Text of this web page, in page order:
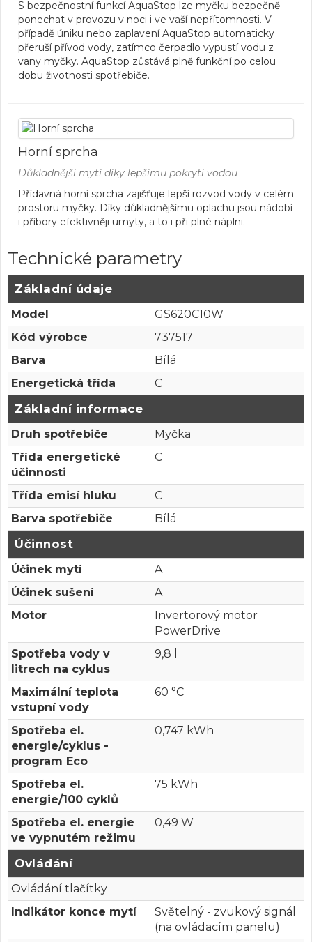
S bezpečnostní funkcí AquaStop lze myčku bezpečně
ponechat v provozu v noci i ve vaší nepřítomnosti. V
případě úniku nebo zaplavení AquaStop automaticky
přeruší přívod vody, zatímco čerpadlo vypustí vodu z
vany myčky. AquaStop zůstává plně funkční po celou
dobu životnosti spotřebiče.
Horní sprcha
Důkladnější mytí díky lepšímu pokrytí vodou
Přídavná horní sprcha zajišťuje lepší rozvod vody v celém
prostoru myčky. Díky důkladnějšímu oplachu jsou nádobí
i příbory efektivněji umyty, a to i při plné náplni.
Technické parametry
Základní údaje
Model
GS620C10W
Kód výrobce
737517
Barva
Bílá
Energetická třída
C
Základní informace
Druh spotřebiče
Myčka
Třída energetické
účinnosti
C
Třída emisí hluku
C
Barva spotřebiče
Bílá
Účinnost
Účinek mytí
A
Účinek sušení
A
Motor
Invertorový motor
PowerDrive
Spotřeba vody v
litrech na cyklus
9,8 l
Maximální teplota
vstupní vody
60 °C
Spotřeba el.
energie/cyklus -
program Eco
0,747 kWh
Spotřeba el.
energie/100 cyklů
75 kWh
Spotřeba el. energie
ve vypnutém režimu
0,49 W
Ovládání
Ovládání tlačítky
Indikátor konce mytí
Světelný - zvukový signál
(na ovládacím panelu)